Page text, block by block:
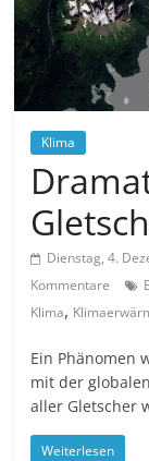
Klima
Dienstag, 4.
Kommentare
Klima,
Ein Phänomen
mit der
aller Gletscher
Weiterlesen